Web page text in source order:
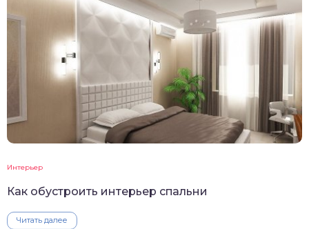
Интерьер
Как обустроить интерьер спальни
Читать далее